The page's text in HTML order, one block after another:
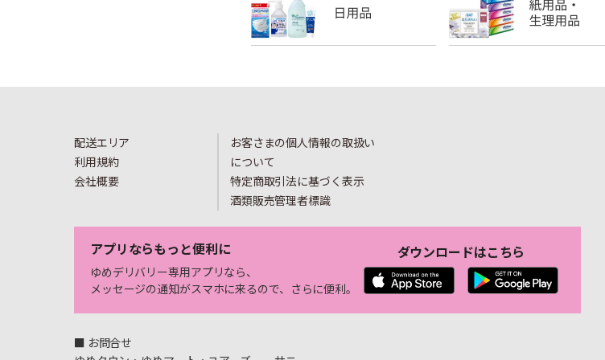
配送エリア
利用規約
会社概要
お客さまの個人情報の取扱い
について
特定商取引法に基づく表示
酒類販売管理者標識
アプリならもっと便利に
ゆめデリバリー専用アプリなら、
メッセージの通知がスマホに来るので、さらに便利。
ダウンロードはこちら
■ お問合せ